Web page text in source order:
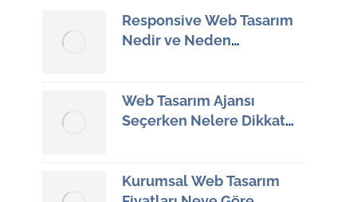
Responsive Web Tasarım
Nedir ve Neden
Web Tasarım Ajansı
Seçerken Nelere Dikkat
Kurumsal Web Tasarım